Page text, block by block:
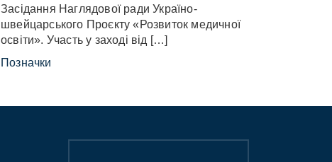
Засідання Наглядової ради Україно-
швейцарського Проєкту «Розвиток медичної
освіти». Участь у заході від […]
Позначки